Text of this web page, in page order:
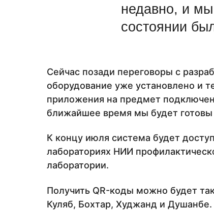
недавно, и
состоянии
Сейчас позади переговоры с
оборудование уже установлено и
приложения на предмет
ближайшее время мы будет
К концу июля система будет
лабораториях НИИ
лаборатории.
Получить QR-коды можно будет
Куляб, Бохтар, Худжанд и Душанбе.